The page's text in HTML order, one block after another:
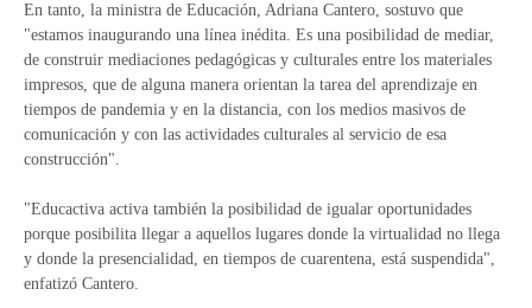
En tanto, la ministra de Educación, Adriana Cantero, sostuvo que
"estamos inaugurando una línea inédita. Es una posibilidad de mediar,
de construir mediaciones pedagógicas y culturales entre los materiales
impresos, que de alguna manera orientan la tarea del aprendizaje en
tiempos de pandemia y en la distancia, con los medios masivos de
comunicación y con las actividades culturales al servicio de esa
construcción".
"Educactiva activa también la posibilidad de igualar oportunidades
porque posibilita llegar a aquellos lugares donde la virtualidad no llega
y donde la presencialidad, en tiempos de cuarentena, está suspendida",
enfatizó Cantero.